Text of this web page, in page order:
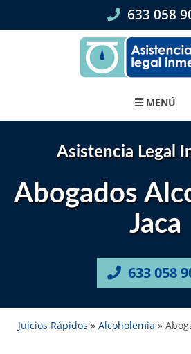
633 058
MENÚ
Asistencia Legal
Abogados
Jaca
633 058
Juicios Rápidos » Alcoholemia »